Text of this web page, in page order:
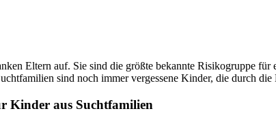
Eltern auf. Sie sind die größte bekannte Risikogruppe für
sind noch immer vergessene Kinder, die durch
Kinder aus Suchtfamilien